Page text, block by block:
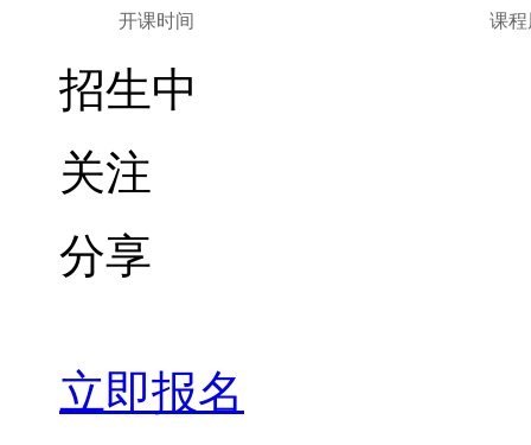
开课时间
课
招生中
关注
分享
立即报名